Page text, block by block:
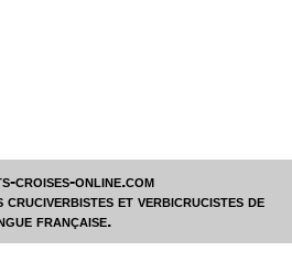
croises-online.com
cruciverbistes et verbicrucistes de
française.